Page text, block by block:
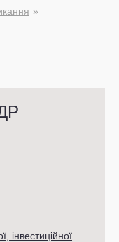
інвестиційної